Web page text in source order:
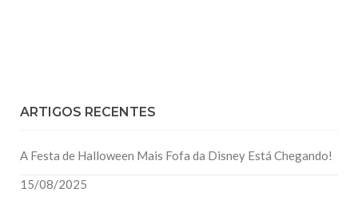
ARTIGOS RECENTES
A Festa de Halloween Mais Fofa da Disney Está Chegando!
15/08/2025